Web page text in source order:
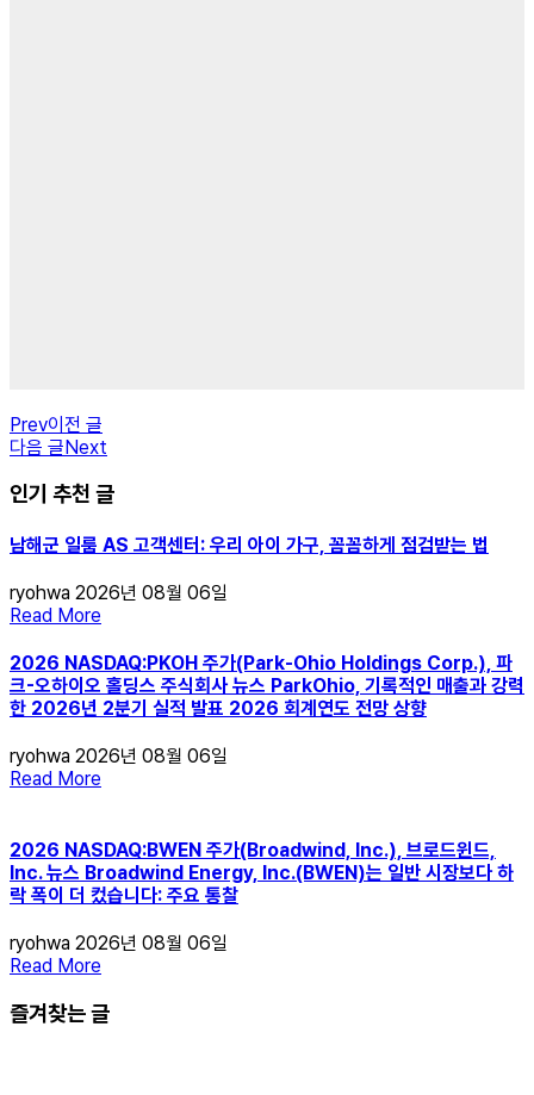
Prev이전 글
다음 글Next
인기 추천 글
남해군 일룸 AS 고객센터: 우리 아이 가구, 꼼꼼하게 점검받는 법
ryohwa 2026년 08월 06일
Read More
2026 NASDAQ:PKOH 주가(Park-Ohio Holdings Corp.), 파
크-오하이오 홀딩스 주식회사 뉴스 ParkOhio, 기록적인 매출과 강력
한 2026년 2분기 실적 발표 2026 회계연도 전망 상향
ryohwa 2026년 08월 06일
Read More
2026 NASDAQ:BWEN 주가(Broadwind, Inc.), 브로드윈드,
Inc. 뉴스 Broadwind Energy, Inc.(BWEN)는 일반 시장보다 하
락 폭이 더 컸습니다: 주요 통찰
ryohwa 2026년 08월 06일
Read More
즐겨찾는 글